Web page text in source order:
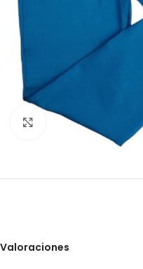
Click to enlarge
Valoraciones